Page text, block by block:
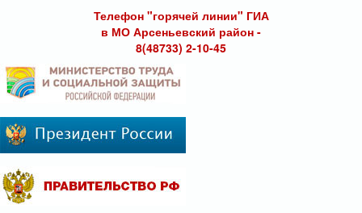
Телефон "горячей линии" ГИА
в МО Арсеньевский район -
8(48733) 2-10-45